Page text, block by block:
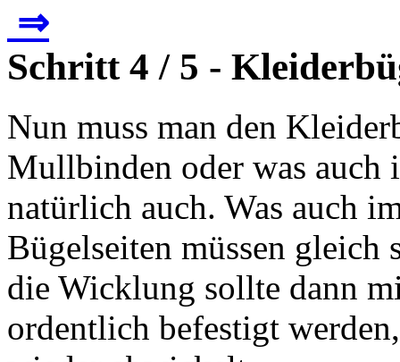
⇒
Schritt 4 / 5 -
Nun muss man den
Mullbinden oder was auch
natürlich auch. Was auch
Bügelseiten müssen gleich
die Wicklung sollte dann
ordentlich befestigt